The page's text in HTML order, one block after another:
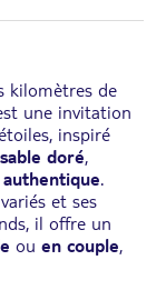
kilomètres de
une invitation
inspiré
doré,
.
et ses
il offre un
ou en couple,